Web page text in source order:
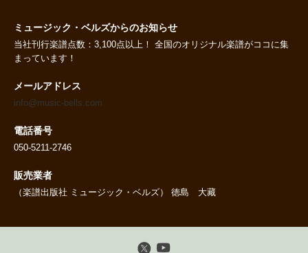
ミュージック・ベルズからのお知らせ
当社刊行楽譜点数：3,100点以上！ 全国のオリジナル楽譜がココに集
まっています！
メールアドレス
info@music-bells.com
電話番号
050-5211-2746
販売業者
（楽譜出版社 ミュージック・ベルズ） 徳島 大藏